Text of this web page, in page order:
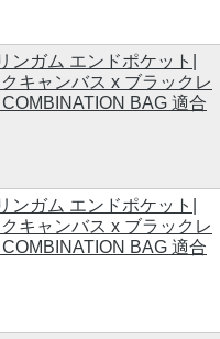
ンガム エンドポケット|
キャンバス x ブラックレ
BAG 適合
ンガム エンドポケット|
キャンバス x ブラックレ
BAG 適合